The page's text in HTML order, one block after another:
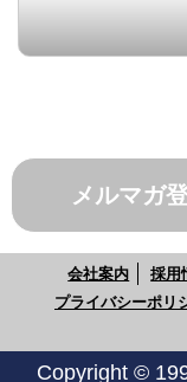
メルマガ
会社案内 採用
プライバシーポリ
Copyright ©